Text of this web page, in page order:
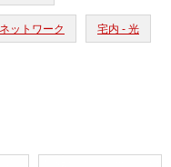
ットワーク 宅内 - 光